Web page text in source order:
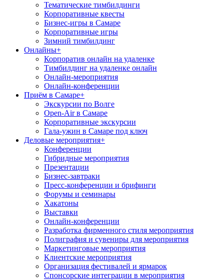
Тематические тимбилдинги
Корпоративные квесты
Бизнес-игры в Самаре
Корпоративные игры
Зимний тимбилдинг
Онлайны+
Корпоратив онлайн на удаленке
Тимбилдинг на удаленке онлайн
Онлайн-мероприятия
Онлайн-конференции
Приём в Самаре+
Экскурсии по Волге
Open-Air в Самаре
Корпоративные экскурсии
Гала-ужин в Самаре под ключ
Деловые мероприятия+
Конференции
Гибридные мероприятия
Презентации
Бизнес-завтраки
Пресс-конференции и брифинги
Форумы и семинары
Хакатоны
Выставки
Онлайн-конференции
Разработка фирменного стиля мероприятия
Полиграфия и сувениры для мероприятия
Маркетинговые мероприятия
Клиентские мероприятия
Организация фестивалей и ярмарок
Спонсорские интеграции в мероприятия